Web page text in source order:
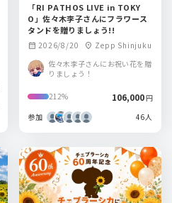
「RI PATHOS LIVE in TOKY
O」佐々木李子さんにフラワース
タンドを贈りましょう!!
calendar_month 2026/8/20 location_on Zepp Shinjuku
佐々木李子さんにお祝い花を贈
りましょう！
212% 106,000円
参加
46人